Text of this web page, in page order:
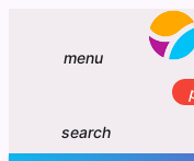
menu
search